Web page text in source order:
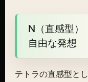
N（直感型）
自由な発想
テトラの直感型と